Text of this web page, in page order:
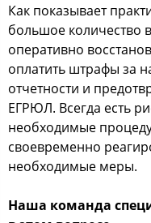
Как показывает
большое количество
оперативно
оплатить штрафы за
отчетности и
ЕГРЮЛ. Всегда есть
необходимые
своевременно
необходимые меры.
Наша команда